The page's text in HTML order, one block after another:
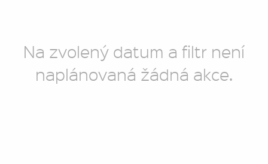
Na zvolený datum a filtr není
naplánovaná žádná akce.